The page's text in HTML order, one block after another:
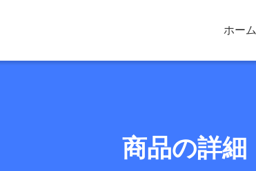
ホーム
商品の詳細